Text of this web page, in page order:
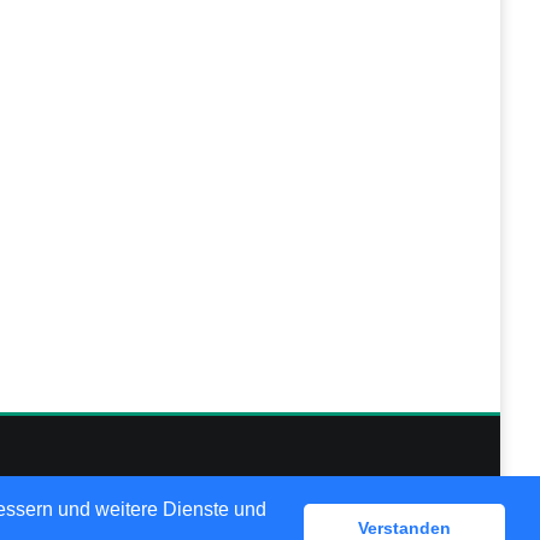
und weitere Dienste und
Verstanden